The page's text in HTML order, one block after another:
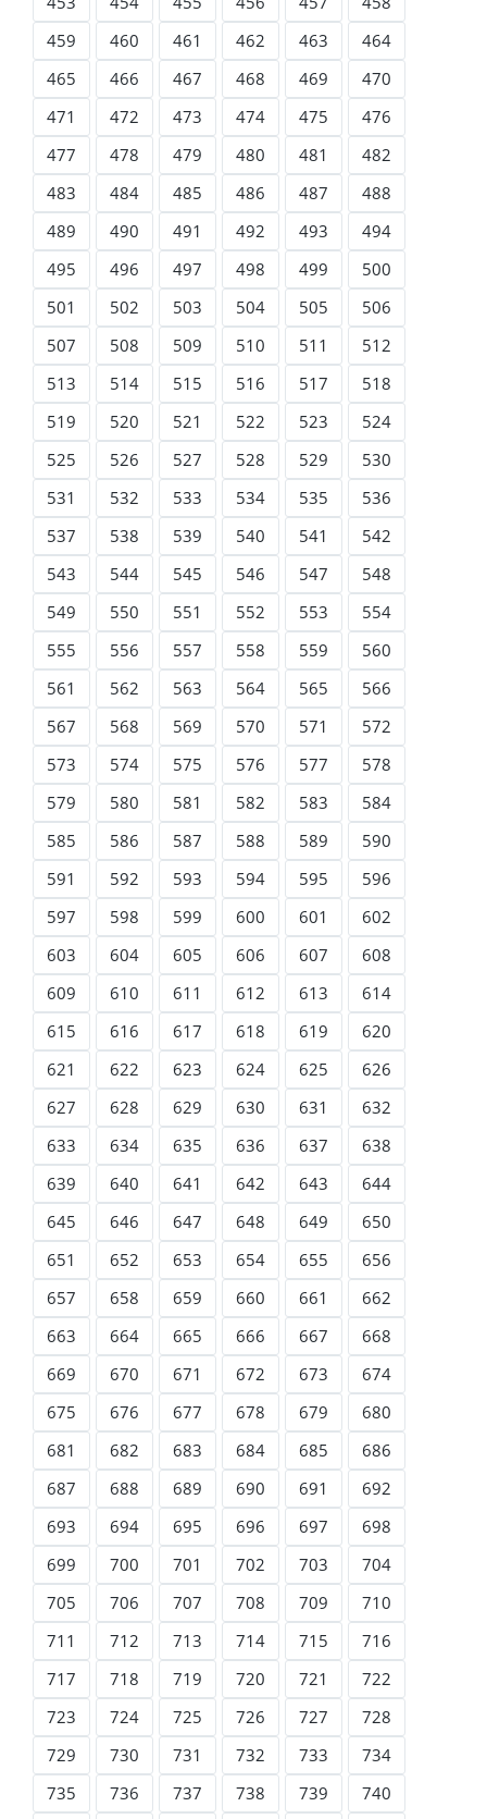
459
460 461 462 463
464
465
466 467 468 469
470
471
472 473 474 475
476
477
478 479 480 481
482
483
484 485 486 487
488
489
490 491 492 493
494
495
496 497 498 499
500
501
502 503 504 505
506
507
508 509 510 511
512
513
514 515 516 517
518
519
520 521 522 523
524
525
526 527 528 529
530
531
532 533 534 535
536
537
538 539 540 541
542
543
544 545 546 547
548
549
550 551 552 553
554
555
556 557 558 559
560
561
562 563 564 565
566
567
568 569 570 571
572
573
574 575 576 577
578
579
580 581 582 583
584
585
586 587 588 589
590
591
592 593 594 595
596
597
598 599 600 601
602
603
604 605 606 607
608
609
610 611 612 613
614
615
616 617 618 619
620
621
622 623 624 625
626
627
628 629 630 631
632
633
634 635 636 637
638
639
640 641 642 643
644
645
646 647 648 649
650
651
652 653 654 655
656
657
658 659 660 661
662
663
664 665 666 667
668
669
670 671 672 673
674
675
676 677 678 679
680
681
682 683 684 685
686
687
688 689 690 691
692
693
694 695 696 697
698
699
700 701 702 703
704
705
706 707 708 709
710
711
712 713 714 715
716
717
718 719 720 721
722
723
724 725 726 727
728
729
730 731 732 733
734
735
736 737 738 739
740